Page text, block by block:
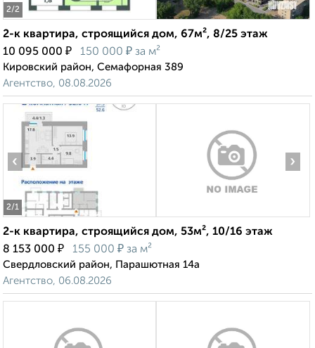
2/2
2-к квартира, строящийся дом, 67м², 8/25 этаж
10 095 000 ₽ 150 000 ₽ за м²
Кировский район, Семафорная 389
Агентство, 08.08.2026
2/1
‹ ›
2-к квартира, строящийся дом, 53м², 10/16 этаж
8 153 000 ₽ 155 000 ₽ за м²
Свердловский район, Парашютная 14а
Агентство, 06.08.2026